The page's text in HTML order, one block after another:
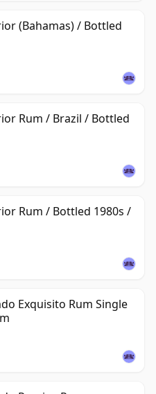
(Bahamas) / Bottled
Rum / Brazil / Bottled
Rum / Bottled 1980s /
Exquisito Rum Single